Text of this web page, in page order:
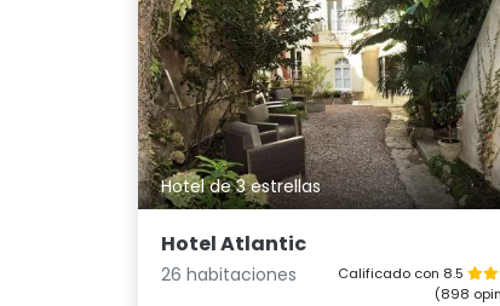
Hotel de 3 estrellas
Hotel Atlantic
26 habitaciones
Calificado con 8.5
(898